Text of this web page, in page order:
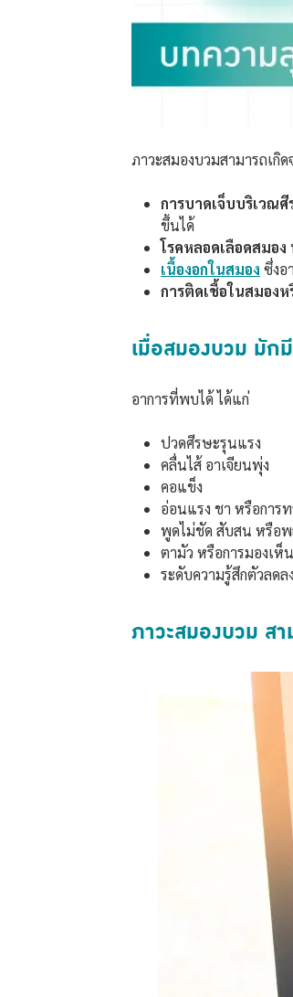
ภาวะสมองบวมสามารถเกิ
การบาดเจ็บบริเวณ
ขึ้นได้
โรคหลอดเลือดสมอง
เนื้องอกในสมอง ซึ่งอ
การติดเชื้อในสมอง
เมื่อสมองบวม มัก
อาการที่พบได้ ได้แก่
ปวดศีรษะรุนแรง
คลื่นไส้ อาเจียนพุ่ง
คอแข็ง
อ่อนแรง ชา หรือการ
พูดไม่ชัด สับสน หรือ
ตามัว หรือการมองเห็
ระดับความรู้สึกตัวลด
ภาวะสมองบวม ส